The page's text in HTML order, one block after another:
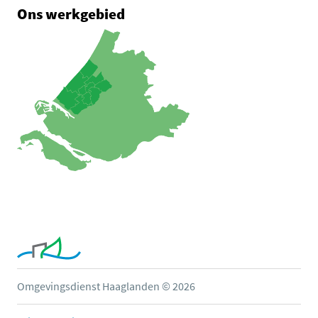
Ons werkgebied
Omgevingsdienst Haaglanden © 2026